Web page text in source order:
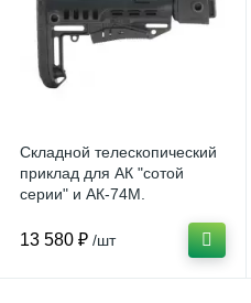
Складной телескопический
приклад для АК "сотой
серии" и АК-74М.
13 580 ₽ /шт